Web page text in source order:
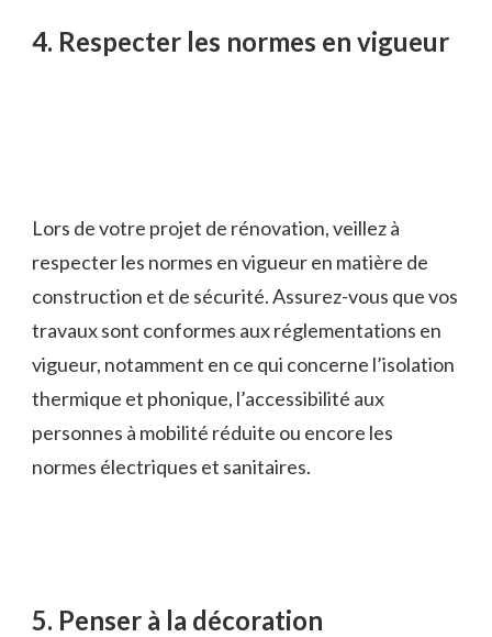
4. Respecter les normes en vigueur
Lors de votre projet de rénovation, veillez à
respecter les normes en vigueur en matière de
construction et de sécurité. Assurez-vous que vos
travaux sont conformes aux réglementations en
vigueur, notamment en ce qui concerne l’isolation
thermique et phonique, l’accessibilité aux
personnes à mobilité réduite ou encore les
normes électriques et sanitaires.
5. Penser à la décoration